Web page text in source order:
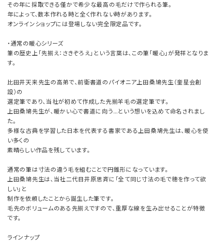
その年に採取できる僅かで希少な最高の毛だけで作られる筆。
年によって、数本作れる時と全く作れない時があります。
オンラインショップには登場しない完全限定品です。
・通常の暖心シリーズ
筆の歴史上「先揃え：さきぞろえ」という言葉は、この筆「暖心」が発祥となりま
す。
比田井天来先生の高弟で、前衛書道のパイオニア上田桑鳩先生（奎星会創
設）の
選定筆であり、当社が初めて作成した先揃羊毛の選定筆です。
上田桑鳩先生が、暖かい心で書道に向う…という想いを込めて命名されまし
た。
多様な古典を学習した日本を代表する書家である上田桑鳩先生は、暖心を使
い多くの
素晴らしい作品を残しています。
通常の筆は寸法の違う毛を組むことで円錐形になっています。
上田桑鳩先生は、当社二代目井原思斉に「全て同じ寸法の毛で穂を作って欲
しい」と
制作を依頼したことから誕生した筆です。
毛先のボリュームのある先揃えですので、重厚な線を生み出せることが特徴
です。
ラインナップ